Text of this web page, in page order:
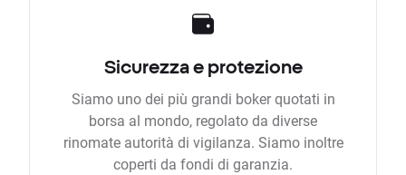
Sicurezza e protezione
Siamo uno dei più grandi boker quotati in
borsa al mondo, regolato da diverse
rinomate autorità di vigilanza. Siamo inoltre
coperti da fondi di garanzia.